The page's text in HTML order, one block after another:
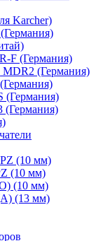
Karcher)
F (Германия)
MDR2 (Германия)
(Германия)
(Германия)
(10 мм)
(10 мм)
(10 мм)
(13 мм)